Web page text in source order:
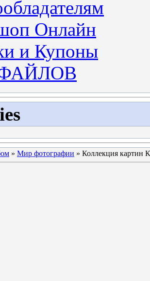
Онлайн
и Купоны
» Мир фотографии » Коллекция картин